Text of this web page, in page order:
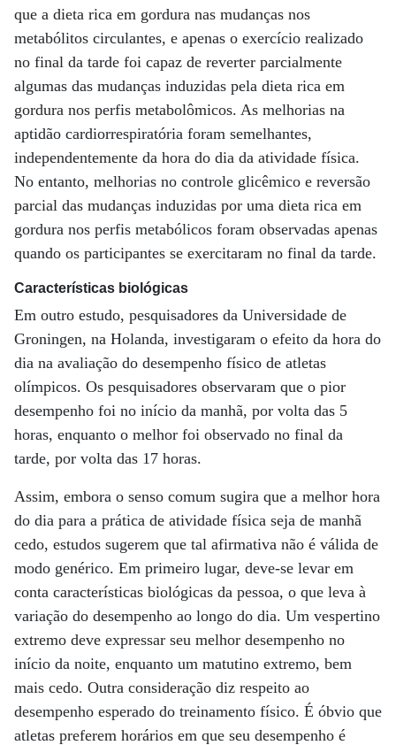
que a dieta rica em gordura nas mudanças nos
metabólitos circulantes, e apenas o exercício realizado
no final da tarde foi capaz de reverter parcialmente
algumas das mudanças induzidas pela dieta rica em
gordura nos perfis metabolômicos. As melhorias na
aptidão cardiorrespiratória foram semelhantes,
independentemente da hora do dia da atividade física.
No entanto, melhorias no controle glicêmico e reversão
parcial das mudanças induzidas por uma dieta rica em
gordura nos perfis metabólicos foram observadas apenas
quando os participantes se exercitaram no final da tarde.
Características biológicas
Em outro estudo, pesquisadores da Universidade de
Groningen, na Holanda, investigaram o efeito da hora do
dia na avaliação do desempenho físico de atletas
olímpicos. Os pesquisadores observaram que o pior
desempenho foi no início da manhã, por volta das 5
horas, enquanto o melhor foi observado no final da
tarde, por volta das 17 horas.
Assim, embora o senso comum sugira que a melhor hora
do dia para a prática de atividade física seja de manhã
cedo, estudos sugerem que tal afirmativa não é válida de
modo genérico. Em primeiro lugar, deve-se levar em
conta características biológicas da pessoa, o que leva à
variação do desempenho ao longo do dia. Um vespertino
extremo deve expressar seu melhor desempenho no
início da noite, enquanto um matutino extremo, bem
mais cedo. Outra consideração diz respeito ao
desempenho esperado do treinamento físico. É óbvio que
atletas preferem horários em que seu desempenho é